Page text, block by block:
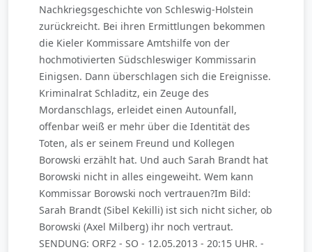
Nachkriegsgeschichte von Schleswig-Holstein
zurückreicht. Bei ihren Ermittlungen bekommen
die Kieler Kommissare Amtshilfe von der
hochmotivierten Südschleswiger Kommissarin
Einigsen. Dann überschlagen sich die Ereignisse.
Kriminalrat Schladitz, ein Zeuge des
Mordanschlags, erleidet einen Autounfall,
offenbar weiß er mehr über die Identität des
Toten, als er seinem Freund und Kollegen
Borowski erzählt hat. Und auch Sarah Brandt hat
Borowski nicht in alles eingeweiht. Wem kann
Kommissar Borowski noch vertrauen?Im Bild:
Sarah Brandt (Sibel Kekilli) ist sich nicht sicher, ob
Borowski (Axel Milberg) ihr noch vertraut.
SENDUNG: ORF2 - SO - 12.05.2013 - 20:15 UHR. -